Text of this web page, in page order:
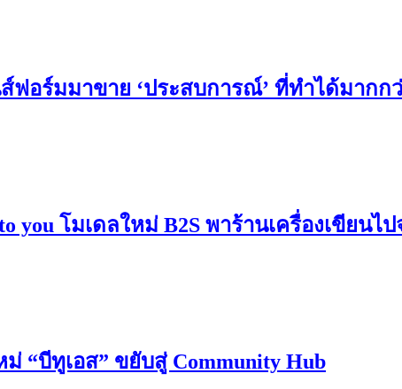
ฟอร์มมาขาย ‘​ประสบการณ์’ ที่ทำได้มากก
you โมเดลใหม่ B2S พาร้านเครื่องเขียนไป
“บีทูเอส” ขยับสู่ Community Hub